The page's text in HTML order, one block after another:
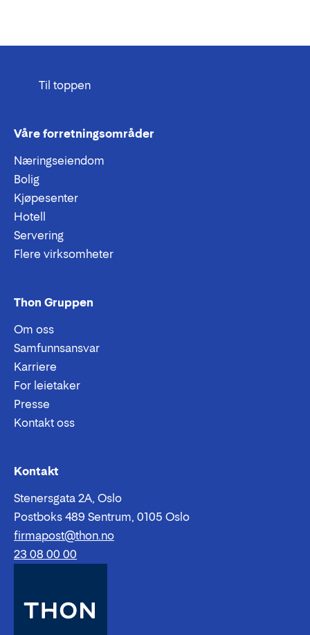
Til toppen
Våre forretningsområder
Næringseiendom
Bolig
Kjøpesenter
Hotell
Servering
Flere virksomheter
Thon Gruppen
Om oss
Samfunnsansvar
Karriere
For leietaker
Presse
Kontakt oss
Kontakt
Stenersgata 2A, Oslo
Postboks 489 Sentrum, 0105 Oslo
Epost:
firmapost@thon.no
Telefon:
23 08 00 00